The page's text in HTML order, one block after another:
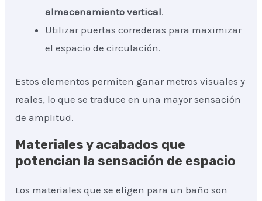
almacenamiento vertical.
Utilizar puertas correderas para maximizar
el espacio de circulación.
Estos elementos permiten ganar metros visuales y
reales, lo que se traduce en una mayor sensación
de amplitud.
Materiales y acabados que
potencian la sensación de espacio
Los materiales que se eligen para un baño son